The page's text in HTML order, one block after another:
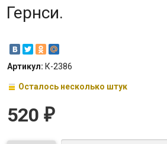
Гернси.
Артикул: К-2386
Осталось несколько штук
520 ₽